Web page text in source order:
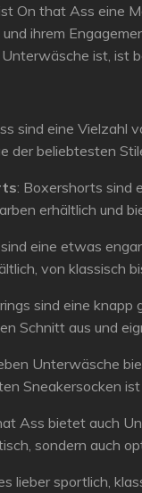
On that Ass eine
ihrem
ist, ist
sind eine Vielzahl
der beliebtesten
: Boxershorts sind
erhältlich und
sind eine etwas
von klassisch
sind eine knapp
Schnitt aus und
Unterwäsche
Sneakersocken
Ass bietet auch
sondern auch
lieber sportlich,